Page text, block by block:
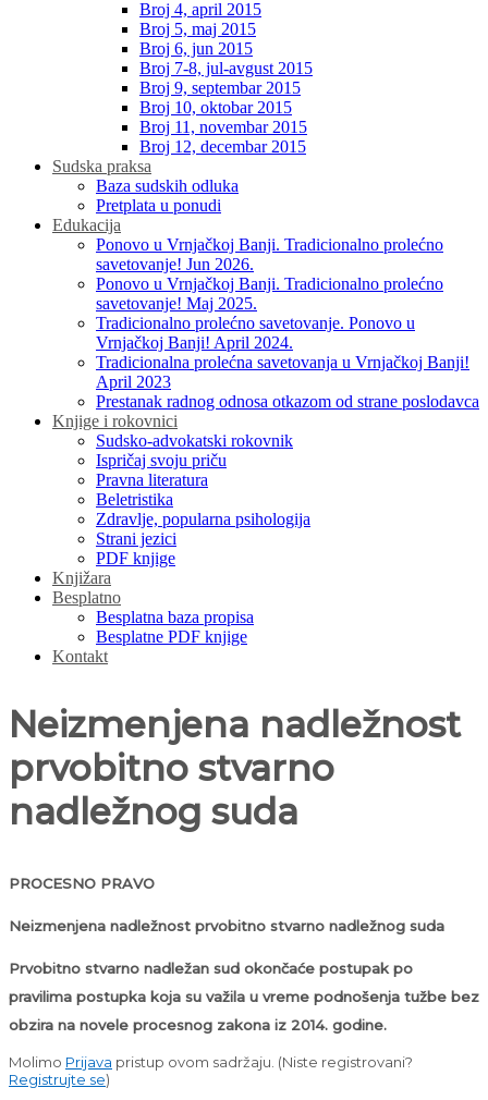
Broj 4, april 2015
Broj 5, maj 2015
Broj 6, jun 2015
Broj 7-8, jul-avgust 2015
Broj 9, septembar 2015
Broj 10, oktobar 2015
Broj 11, novembar 2015
Broj 12, decembar 2015
Sudska praksa
Baza sudskih odluka
Pretplata u ponudi
Edukacija
Ponovo u Vrnjačkoj Banji. Tradicionalno prolećno
savetovanje! Jun 2026.
Ponovo u Vrnjačkoj Banji. Tradicionalno prolećno
savetovanje! Maj 2025.
Tradicionalno prolećno savetovanje. Ponovo u
Vrnjačkoj Banji! April 2024.
Tradicionalna prolećna savetovanja u Vrnjačkoj Banji!
April 2023
Prestanak radnog odnosa otkazom od strane poslodavca
Knjige i rokovnici
Sudsko-advokatski rokovnik
Ispričaj svoju priču
Pravna literatura
Beletristika
Zdravlje, popularna psihologija
Strani jezici
PDF knjige
Knjižara
Besplatno
Besplatna baza propisa
Besplatne PDF knjige
Kontakt
Neizmenjena nadležnost
prvobitno stvarno
nadležnog suda
PROCESNO PRAVO
Neizmenjena nadležnost prvobitno stvarno nadležnog suda
Prvobitno stvarno nadležan sud okončaće postupak po
pravilima postupka koja su važila u vreme podnošenja tužbe bez
obzira na novele procesnog zakona iz 2014. godine.
Molimo Prijava pristup ovom sadržaju. (Niste registrovani?
Registrujte se)